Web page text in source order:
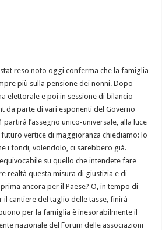
reso noto oggi conferma che la famiglia
più sulla pensione dei nonni. Dopo
elettorale e poi in sessione di bilancio
da parte di vari esponenti del Governo
partirà l’assegno unico-universale, alla luce
vertice di maggioranza chiediamo: lo
i fondi, volendolo, ci sarebbero già.
su quello che intendete fare
realtà questa misura di giustizia e di
ancora per il Paese? O, in tempo di
cantiere del taglio delle tasse, finirà
per la famiglia è inesorabilmente il
nazionale del Forum delle associazioni